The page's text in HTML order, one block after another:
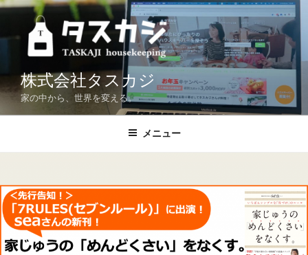
コ
テ
ツ
へ
プ
株式会社タスカジ
家の中から、世界を変える。
メニュー